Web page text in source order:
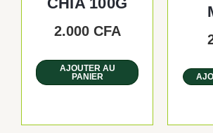
2.000 CFA
AJOUTER AU
PANIER